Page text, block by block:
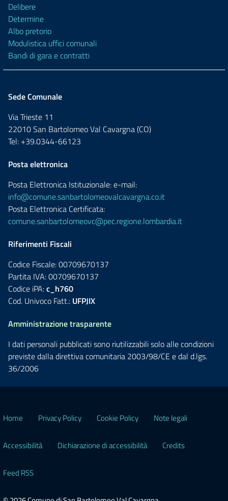
Delibere
Determine
Albo pretorio
Modulistica uffici comunali
Bandi di gara e contratti
Sede Comunale
Via Trieste 11
22010 San Bartolomeo Val Cavargna (CO)
Tel: +39.0344-66123
Posta elettronica
Posta Elettronica Istituzionale: e-mail:
info@comune.sanbartolomeovalcavargna.co.it
Posta Elettronica Certificata:
comune.sanbartolomeovc@pec.regione.lombardia.it
Riferimenti Fiscali
Codice Fiscale: 00709670137
Partita IVA: 00709670137
Codice iPA:c_h760
Cod. Univoco Fatt.: UFPJIX
Amministrazione trasparente
I dati personali pubblicati sono riutilizzabili solo alle condizioni
previste dalla direttiva comunitaria 2003/98/CE e dal d.lgs.
36/2006
Home Privacy Policy Cookie Policy Note legali
Accessibilità Dichiarazione di accessibilità Credits
Feed RSS